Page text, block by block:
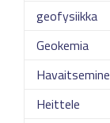
geofysiikka
Geokemia
Heittele